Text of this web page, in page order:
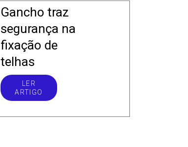
Gancho traz
segurança na
fixação de
telhas
LER
ARTIGO